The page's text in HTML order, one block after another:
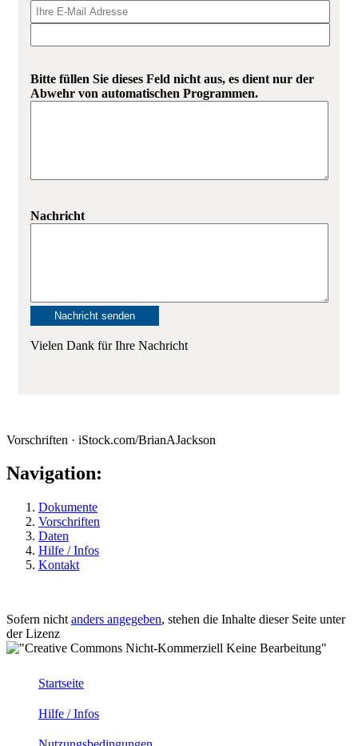
Bitte füllen Sie dieses Feld nicht aus, es dient nur der
Abwehr von automatischen Programmen.
Nachricht
Vielen Dank für Ihre Nachricht
Vorschriften · iStock.com/BrianAJackson
Navigation:
Dokumente
Vorschriften
Daten
Hilfe / Infos
Kontakt
Sofern nicht anders angegeben, stehen die Inhalte dieser Seite unter
der Lizenz
Startseite
Hilfe / Infos